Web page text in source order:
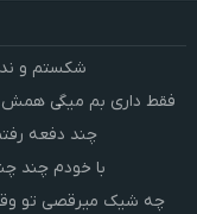
شکستم و
فقط داری بم میگی همش
چند دفعه
با خودم چند
چه شیک میرقصی تو